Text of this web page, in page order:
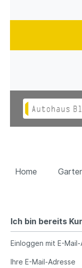
Home
Automower
Ich bin bereits
Einloggen mit E-
Ihre E-Mail-Adresse